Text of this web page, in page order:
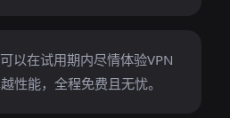
以在试用期内尽情体验VPN
性能，全程免费且无忧。